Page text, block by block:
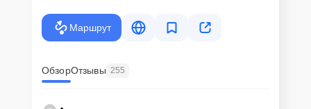
Маршрут
ОбзорОтзывы 255